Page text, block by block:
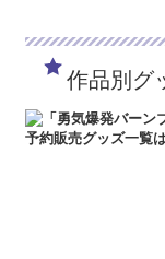
2023.2.6
2022.1.19メンテナ
2022.1.7システム
アクセスできない
作品別グ